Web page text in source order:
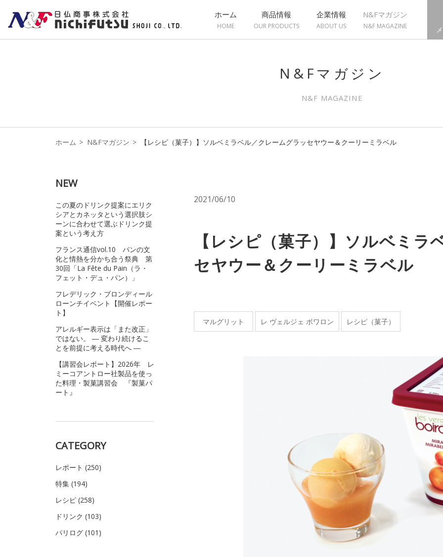
ホーム
HOME
商品情報
OUR PRODUCTS
企業情報
ABOUT US
N&Fマガジン
N&F MAGAZINE
N&Fマガジン
N&F MAGAZINE
ホーム N&Fマガジン 【レシピ（菓子）】ソルベミラベル／クレームグラッセヤウー＆クーリーミラベル
2021/06/10
【レシピ（菓子）】ソルベミ
セヤウー＆クーリーミラベル
マルグリット レ ヴェルジェ ボワロン レシピ（菓子）
NEW
この夏のドリンク提案にエリク
シアとカネッタという選択肢シ
ーンに合わせて選ぶドリンク提
案という考え方
フランス通信vol.10 パンの文
化と情熱を分かち合う祭典 第
30回「La Fête du Pain（ラ・
フェット・デュ・パン）」
フレデリック・ブロンディール
ローンチイベント【開催レポー
ト】
アレルギー表示は「また改正」
ではない。 ― 変わり続けるこ
とを前提に考える時代へ ―
【講習会レポート】2026年 レ
ミーコアントロー社製品を使っ
た料理・製菓講習会 『製菓パ
ート』
CATEGORY
レポート (250)
特集 (194)
レシピ (258)
ドリンク (103)
パリログ (101)